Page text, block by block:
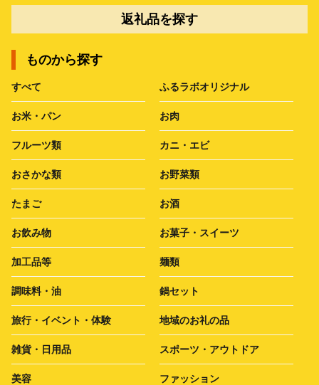
返礼品を探す
ものから探す
すべて ふるラボオリジナル
お米・パン お肉
フルーツ類 カニ・エビ
おさかな類 お野菜類
たまご お酒
お飲み物 お菓子・スイーツ
加工品等 麺類
調味料・油 鍋セット
旅行・イベント・体験 地域のお礼の品
雑貨・日用品 スポーツ・アウトドア
美容 ファッション